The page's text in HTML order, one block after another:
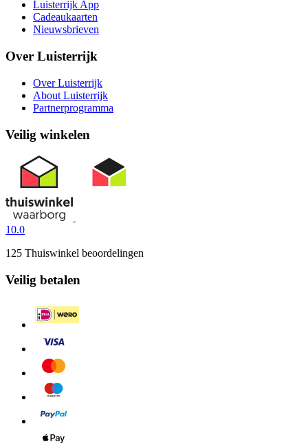
Luisterrijk App
Cadeaukaarten
Nieuwsbrieven
Over Luisterrijk
Over Luisterrijk
About Luisterrijk
Partnerprogramma
Veilig winkelen
10.0
125 Thuiswinkel beoordelingen
Veilig betalen